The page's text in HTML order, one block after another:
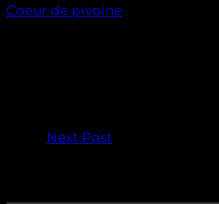
Coeur de pivoine
Next Post